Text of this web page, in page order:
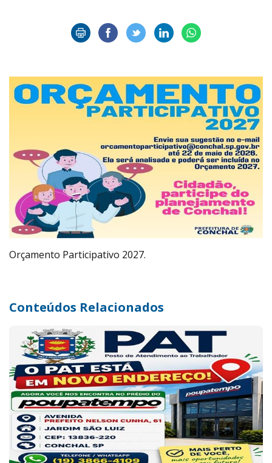
Orçamento Participativo 2027.
Conteúdos Relacionados